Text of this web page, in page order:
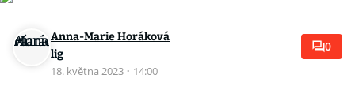
Anna-Marie Horáková
lig
18. května 2023 · 14:00
0